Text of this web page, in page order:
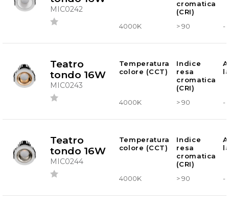
MIC0242
cromatica
(CRI)
4000K > 90 -
Teatro
tondo 16W
MIC0243
Temperatura
colore (CCT)
Indice
resa
cromatica
(CRI)
4000K > 90 -
Teatro
tondo 16W
MIC0244
Temperatura
colore (CCT)
Indice
resa
cromatica
(CRI)
4000K > 90 -